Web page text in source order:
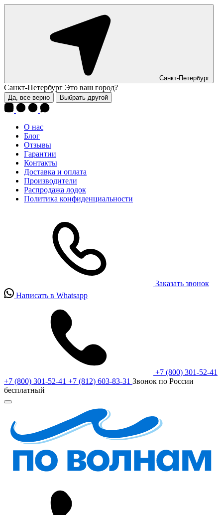
Санкт-Петербург
Санкт-Петербург Это ваш город?
Да, все верно Выбрать другой
О нас
Блог
Отзывы
Гарантии
Контакты
Доставка и оплата
Производители
Распродажа лодок
Политика конфиденциальности
Заказать звонок
Написать в Whatsapp
+7 (800) 301-52-41
+7 (800) 301-52-41 +7 (812) 603-83-31 Звонок по России
бесплатный